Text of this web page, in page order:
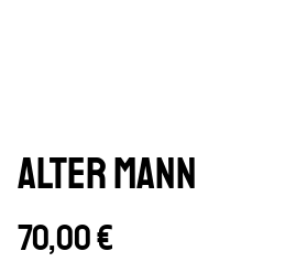
Alter Mann
70,00 €